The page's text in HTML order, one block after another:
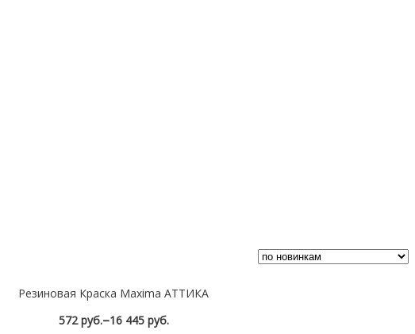
Резиновая Краска Maxima АТТИКА
572 руб.–16 445 руб.